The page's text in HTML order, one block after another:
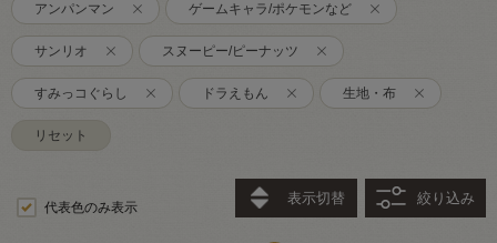
アンパンマン ゲームキャラ/ポケモンなど
サンリオ スヌーピー/ピーナッツ
すみっコぐらし ドラえもん 生地・布
リセット
代表色のみ表示
表示切替 絞り込み